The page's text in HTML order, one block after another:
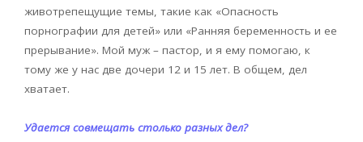
животрепещущие темы, такие как «Опасность
порнографии для детей» или «Ранняя беременность и ее
прерывание». Мой муж – пастор, и я ему помогаю, к
тому же у нас две дочери 12 и 15 лет. В общем, дел
хватает.
Удается совмещать столько разных дел?